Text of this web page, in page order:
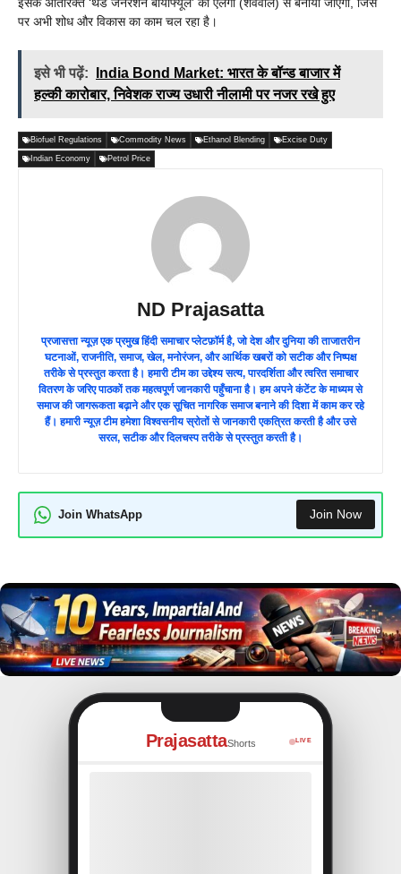
पर अभी शोध और विकास का काम चल रहा है।
इसे भी पढ़ें:
India Bond Market: भारत के बॉन्ड बाजार में
हल्की कारोबार, निवेशक राज्य उधारी नीलामी पर नजर रखे हुए
Biofuel Regulations Commodity News Ethanol Blending Excise Duty
Indian Economy Petrol Price
ND Prajasatta
प्रजासत्ता न्यूज़ एक प्रमुख हिंदी समाचार प्लेटफ़ॉर्म है, जो देश और दुनिया की ताजातरीन
घटनाओं, राजनीति, समाज, खेल, मनोरंजन, और आर्थिक खबरों को सटीक और निष्पक्ष
तरीके से प्रस्तुत करता है। हमारी टीम का उद्देश्य सत्य, पारदर्शिता और त्वरित समाचार
वितरण के जरिए पाठकों तक महत्वपूर्ण जानकारी पहुँचाना है। हम अपने कंटेंट के माध्यम से
समाज की जागरूकता बढ़ाने और एक सूचित नागरिक समाज बनाने की दिशा में काम कर रहे
हैं। हमारी न्यूज़ टीम हमेशा विश्वसनीय स्रोतों से जानकारी एकत्रित करती है और उसे
सरल, सटीक और दिलचस्प तरीके से प्रस्तुत करती है।
Join WhatsApp Join Now
PrajasattaShorts LIVE